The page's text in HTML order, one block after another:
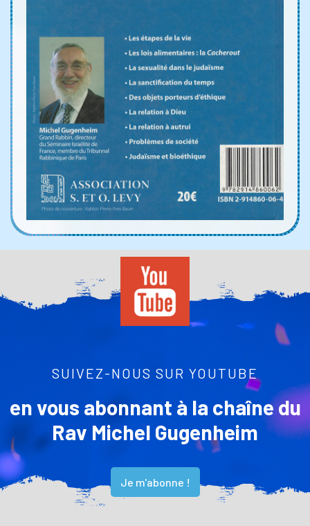
SUIVEZ-NOUS SUR YOUTUBE
en vous abonnant à la chaîne du
Rav Michel Gugenheim
Je m'abonne !